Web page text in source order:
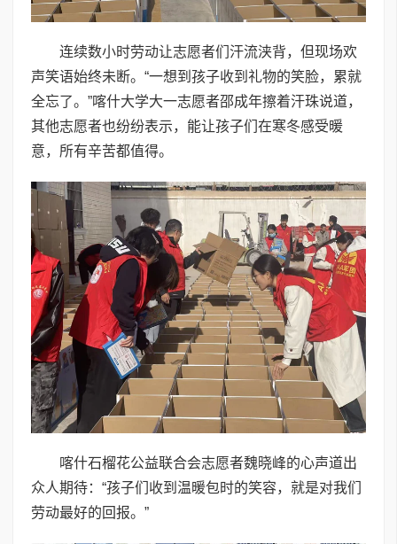
连续数小时劳动让志愿者们汗流浃背，但现场欢
声笑语始终未断。“一想到孩子收到礼物的笑脸，累就
全忘了。”喀什大学大一志愿者邵成年擦着汗珠说道，
其他志愿者也纷纷表示，能让孩子们在寒冬感受暖
意，所有辛苦都值得。
喀什石榴花公益联合会志愿者魏晓峰的心声道出
众人期待：“孩子们收到温暖包时的笑容，就是对我们
劳动最好的回报。”